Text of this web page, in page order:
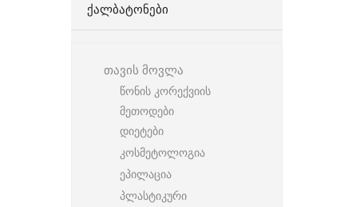
ᲥᲐᲚᲑᲐᲢᲝᲜᲔᲑᲘ
თავის მოვლა
წონის კორექვიის
მეთოდები
დიეტები
კოსმეტოლოგია
ეპილაცია
პლასტიკური